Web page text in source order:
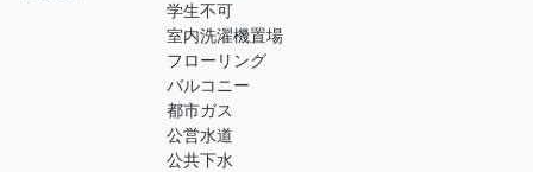
学生不可
室内洗濯機置場
フローリング
バルコニー
都市ガス
公営水道
公共下水